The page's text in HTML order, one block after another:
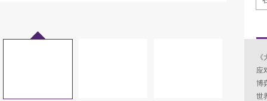
应
博
世